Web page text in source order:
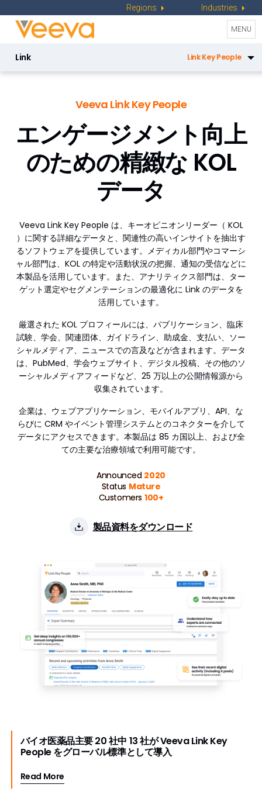
Regions Industries
Toggle
MENU
Link Link Key People
Link Key AccountsVeeva Link Key People
エンゲージメント向上
のための精緻な KOL
データ
Veeva Link Key People は、キーオピニオンリーダー（ KOL
）に関する詳細なデータと、関連性の高いインサイトを抽出す
るソフトウェアを提供しています。メディカル部門やコマーシ
ャル部門は、KOL の特定や活動状況の把握、通知の受信などに
本製品を活用しています。また、アナリティクス部門は、ター
ゲット選定やセグメンテーションの最適化に Link のデータを
活用しています。
厳選された KOL プロフィールには、パブリケーション、臨床
試験、学会、関連団体、ガイドライン、助成金、支払い、ソー
シャルメディア、ニュースでの言及などが含まれます。データ
は、PubMed、学会ウェブサイト、デジタル投稿、その他のソ
ーシャルメディアフィードなど、25 万以上の公開情報源から
収集されています。
企業は、ウェブアプリケーション、モバイルアプリ、API、な
らびに CRM やイベント管理システムとのコネクターを介して
データにアクセスできます。本製品は 85 カ国以上、および全
ての主要な治療領域で利用可能です。
Announced 2020
Status Mature
Customers 100+
製品資料をダウンロード
バイオ医薬品主要 20 社中 13 社が Veeva Link Key
People をグローバル標準として導入
Read More